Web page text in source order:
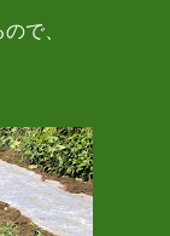
で、